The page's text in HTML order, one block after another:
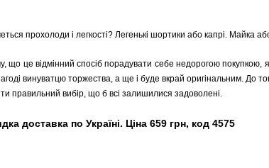
прохолоди і легкості? Легенькі шортики або капрі. Майка
це відмінний спосіб порадувати себе недорогою
винуватцю торжества, а ще і буде вкрай оригінальним. До
правильний вибір, що б всі залишилися задоволені.
доставка по Україні. Ціна 659 грн, код 4575